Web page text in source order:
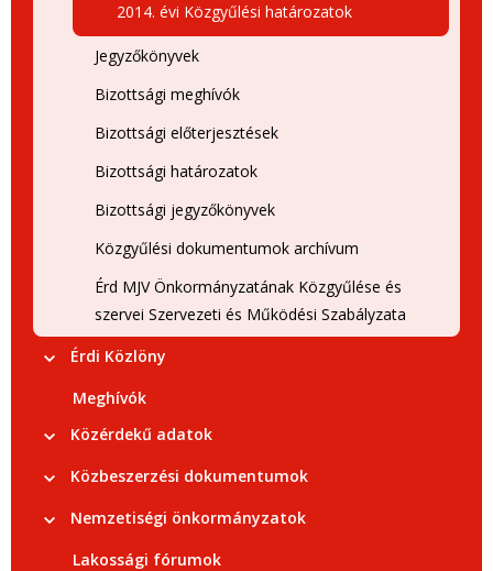
2014. évi Közgyűlési határozatok
Jegyzőkönyvek
Bizottsági meghívók
Bizottsági előterjesztések
Bizottsági határozatok
Bizottsági jegyzőkönyvek
Közgyűlési dokumentumok archívum
Érd MJV Önkormányzatának Közgyűlése és
szervei Szervezeti és Működési Szabályzata
Érdi Közlöny
Meghívók
Közérdekű adatok
Közbeszerzési dokumentumok
Nemzetiségi önkormányzatok
Lakossági fórumok